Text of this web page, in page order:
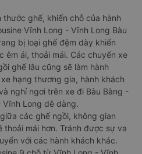
ghế, khiến chỗ của hành
Vĩnh Long - Vĩnh Long Bàu
bị loại ghế đệm dày khiến
êm ái, thoải mái. Các chuyến xe
ghế lâu cũng sẽ làm hành
hạng thương gia, hành khách
nghỉ ngơi trên xe đi Bàu Bàng -
Long dễ dàng.
các ghế ngồi, không gian
thoải mái hơn. Tránh được sự va
với các hành khách khác.